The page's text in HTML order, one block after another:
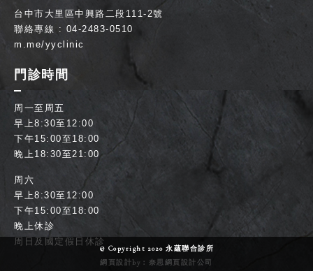
台中市大里區中興路二段111-2號
聯絡專線 : 04-2483-0510
m.me/yyclinic
門診時間
周一至周五
早上8:30至12:00
下午15:00至18:00
晚上18:30至21:00
周六
早上8:30至12:00
下午15:00至18:00
晚上休診
周日及國定假日休診
© Copyright 2020 永蘊聯合診所
網頁設計 by：奈思網頁設計公司